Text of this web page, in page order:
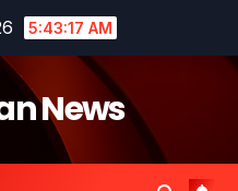
5:43:18 AM
News